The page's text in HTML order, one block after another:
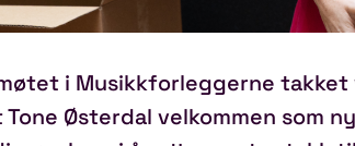
i Musikkforleggerne
Tone Østerdal velkommen som